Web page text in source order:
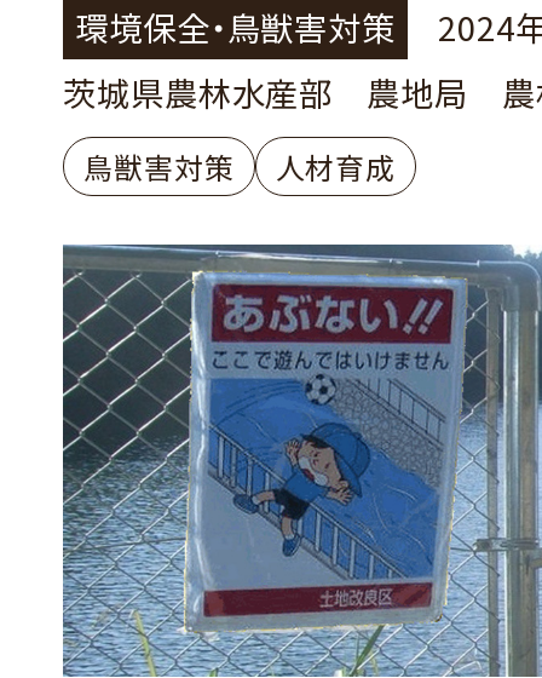
環境保全・鳥獣害対策
2024
茨城県農林水産部 農地局 農
鳥獣害対策 人材育成